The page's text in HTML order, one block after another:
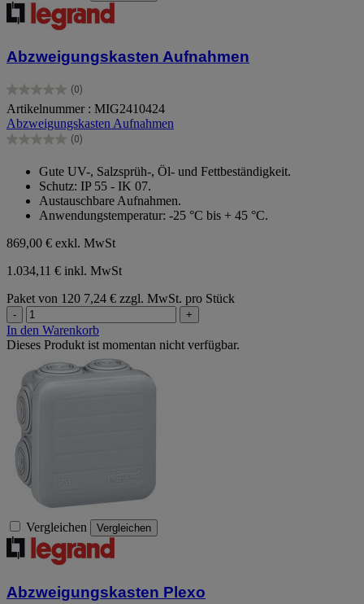
Abzweigungskasten Aufnahmen
(0)
0.0
von
5
Sternen.
Artikelnummer : MIG2410424
Abzweigungskasten Aufnahmen
(0)
0.0
Sternen.
Gute UV-, Salzsprüh-, Öl- und Fettbeständigkeit.
Schutz: IP 55 - IK 07.
Austauschbare Aufnahmen.
Anwendungstemperatur: -25 °C bis + 45 °C.
869,00 € exkl. MwSt
1.034,11 € inkl. MwSt
Paket von 120 7,24 € zzgl. MwSt. pro Stück
- +
In den Warenkorb
Dieses Produkt ist momentan nicht verfügbar.
Vergleichen Vergleichen
Abzweigungskasten Plexo